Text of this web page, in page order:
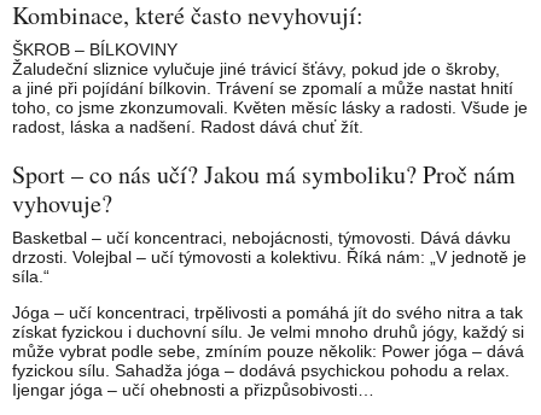
Kombinace, které často nevyhovují:
ŠKROB – BÍLKOVINY
Žaludeční sliznice vylučuje jiné trávicí šťávy, pokud jde o škroby,
a jiné při pojídání bílkovin. Trávení se zpomalí a může nastat hnití
toho, co jsme zkonzumovali. Květen měsíc lásky a radosti. Všude je
radost, láska a nadšení. Radost dává chuť žít.
Sport – co nás učí? Jakou má symboliku? Proč nám
vyhovuje?
Basketbal – učí koncentraci, nebojácnosti, týmovosti. Dává dávku
drzosti. Volejbal – učí týmovosti a kolektivu. Říká nám: „V jednotě je
síla.“
Jóga – učí koncentraci, trpělivosti a pomáhá jít do svého nitra a tak
získat fyzickou i duchovní sílu. Je velmi mnoho druhů jógy, každý si
může vybrat podle sebe, zmíním pouze několik: Power jóga – dává
fyzickou sílu. Sahadža jóga – dodává psychickou pohodu a relax.
Ijengar jóga – učí ohebnosti a přizpůsobivosti…